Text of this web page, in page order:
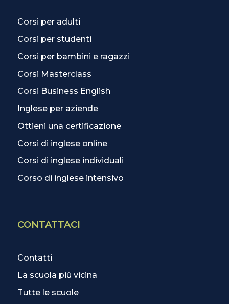
Corsi per adulti
Corsi per studenti
Corsi per bambini e ragazzi
Corsi Masterclass
Corsi Business English
Inglese per aziende
Ottieni una certificazione
Corsi di inglese online
Corsi di inglese individuali
Corso di inglese intensivo
CONTATTACI
Contatti
La scuola più vicina
Tutte le scuole